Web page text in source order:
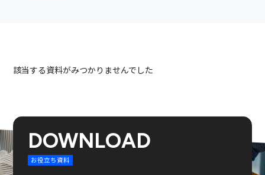
該当する資料がみつかりませんでした
DOWNLOAD
お役立ち資料